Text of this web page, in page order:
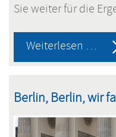
Sie weiter für die
Weiterlesen …
Berlin, Berlin, wir